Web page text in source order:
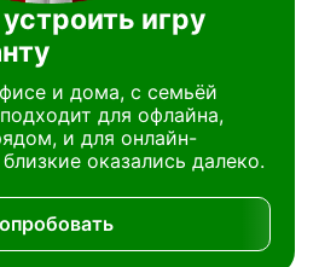
игру
и дома, с семьёй
для офлайна,
и для онлайн-
оказались далеко.